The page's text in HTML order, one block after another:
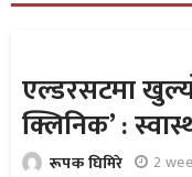
एल्डरसटमा
क्लिनिक’ :
रूपक घिमिरे 2